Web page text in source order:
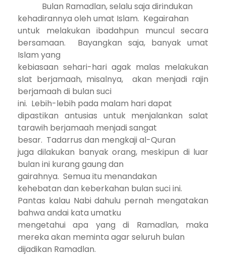
Bulan Ramadlan, selalu saja dirindukan
kehadirannya oleh umat Islam. Kegairahan
untuk melakukan ibadahpun muncul secara
bersamaan.
Bayangkan saja, banyak umat
Islam yang
kebiasaan sehari-hari agak malas melakukan
slat berjamaah, misalnya,
akan menjadi rajin
berjamaah di bulan suci
ini. Lebih-lebih pada malam hari dapat
dipastikan antusias untuk menjalankan salat
tarawih berjamaah menjadi sangat
besar. Tadarrus dan mengkaji al-Quran
juga dilakukan banyak orang, meskipun di luar
bulan ini kurang gaung dan
gairahnya. Semua itu menandakan
kehebatan dan keberkahan bulan suci ini.
Pantas kalau Nabi dahulu pernah mengatakan
bahwa andai kata umatku
mengetahui apa yang di Ramadlan, maka
mereka akan meminta agar seluruh bulan
dijadikan Ramadlan.